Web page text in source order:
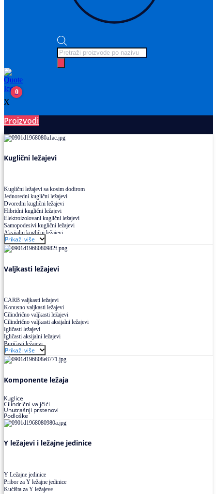
Products
search
0
X
Proizvodi
Kuglični ležajevi
Kuglični ležajevi sa kosim dodirom
Jednoredni kuglični ležajevi
Dvoredni kuglični ležajevi
Hibridni kuglični ležajevi
Elektroizolovani kuglični ležajevi
Samopodesivi kuglični ležajevi
Aksijalni kuglični ležajevi
Kuglični ležajevi od nerđajućeg čelika
Prikaži više
Valjkasti ležajevi
CARB valjkasti ležajevi
Konusno valjkasti ležajevi
Cilindrično valjkasti ležajevi
Cilindrično valjkasti aksijalni ležajevi
Igličasti ležajevi
Igličasti aksijalni ležajevi
Buričasti ležajevi
Buričasti zaptiveni ležajevi
Buričasti aksijalni ležajevi
Prikaži više
Komponente ležaja
Kuglice
Cilindrični valjčići
Unutrašnji prstenovi
Podloške
Y ležajevi i ležajne jedinice
Y Ležajne jedinice
Pribor za Y ležajne jedinice
Kućišta za Y ležajeve